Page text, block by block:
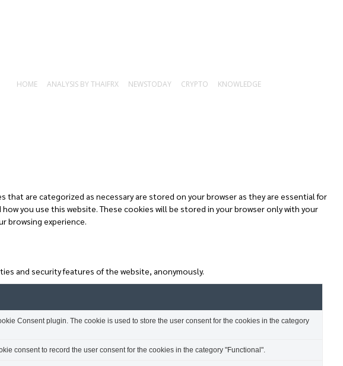
HOME ANALYSIS BY THAIFRX NEWSTODAY CRYPTO KNOWLEDGE
are categorized as necessary are stored on your browser as they are essential for
you use this website. These cookies will be stored in your browser only with your
browsing experience.
and security features of the website, anonymously.
Consent plugin. The cookie is used to store the user consent for the cookies in the category
consent to record the user consent for the cookies in the category "Functional".